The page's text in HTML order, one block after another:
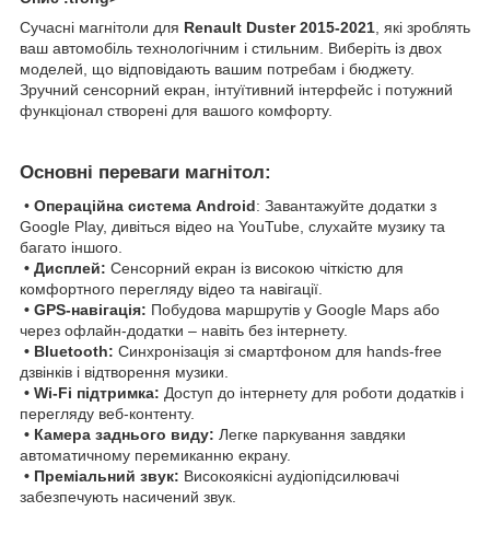
Сучасні магнітоли для Renault Duster 2015-2021, які зроблять
ваш автомобіль технологічним і стильним. Виберіть із двох
моделей, що відповідають вашим потребам і бюджету.
Зручний сенсорний екран, інтуїтивний інтерфейс і потужний
функціонал створені для вашого комфорту.
Основні переваги магнітол:
• Операційна система Android: Завантажуйте додатки з
Google Play, дивіться відео на YouTube, слухайте музику та
багато іншого.
• Дисплей: Сенсорний екран із високою чіткістю для
комфортного перегляду відео та навігації.
• GPS-навігація: Побудова маршрутів у Google Maps або
через офлайн-додатки – навіть без інтернету.
• Bluetooth: Синхронізація зі смартфоном для hands-free
дзвінків і відтворення музики.
• Wi-Fi підтримка: Доступ до інтернету для роботи додатків і
перегляду веб-контенту.
• Камера заднього виду: Легке паркування завдяки
автоматичному перемиканню екрану.
• Преміальний звук: Високоякісні аудіопідсилювачі
забезпечують насичений звук.